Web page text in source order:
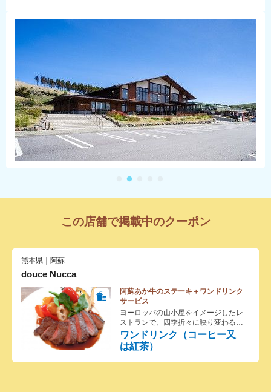
この店舗で掲載中のクーポン
熊本県｜阿蘇
douce Nucca
阿蘇あか牛のステーキ＋ワンドリンク
サービス
ワンドリンク（コーヒー又
は紅茶）
ヨーロッパの山小屋をイメージしたレ
ストランで、四季折々に映り変わる草
千里の景色に癒され、肉質は赤みが多
く、うまみと柔らかさ、ヘルシーさを
兼ね備えており、女性の方に大変好評
いただいております熊本のブランド牛